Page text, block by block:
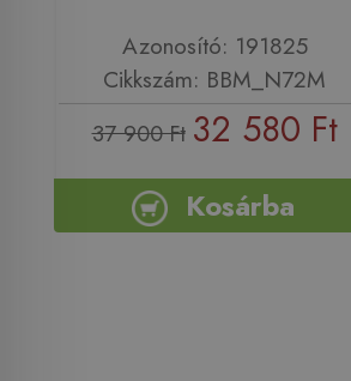
Azonosító: 191825
Cikkszám: BBM_N72M
37 900 Ft 32 580 Ft
Kosárba